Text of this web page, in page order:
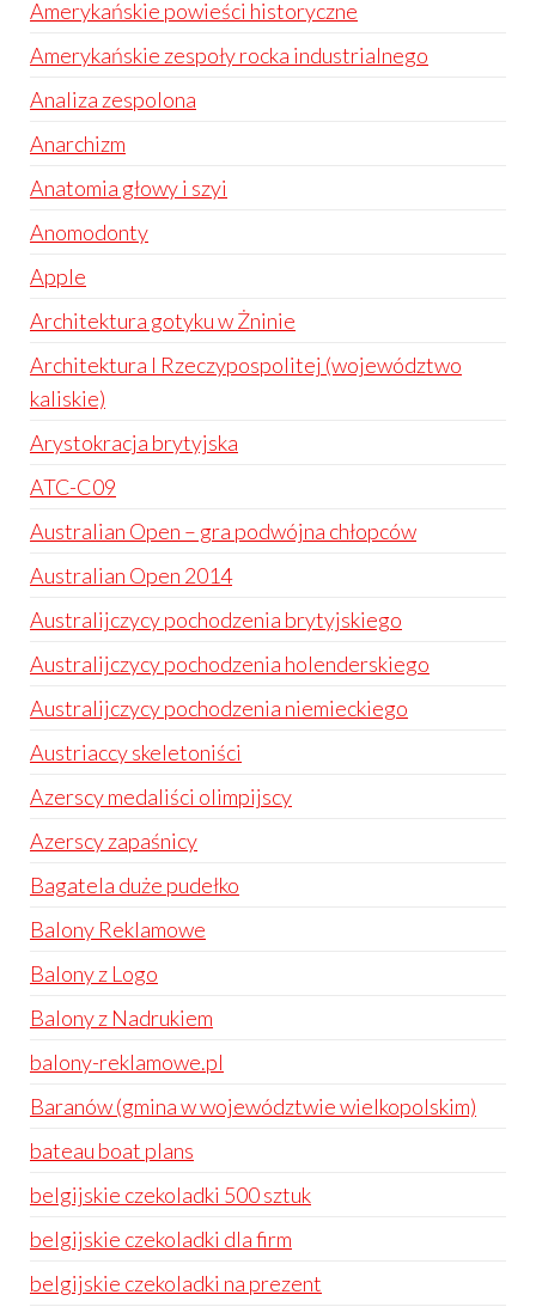
Amerykańskie powieści historyczne
Amerykańskie zespoły rocka industrialnego
Analiza zespolona
Anarchizm
Anatomia głowy i szyi
Anomodonty
Apple
Architektura gotyku w Żninie
Architektura I Rzeczypospolitej (województwo
kaliskie)
Arystokracja brytyjska
ATC-C09
Australian Open – gra podwójna chłopców
Australian Open 2014
Australijczycy pochodzenia brytyjskiego
Australijczycy pochodzenia holenderskiego
Australijczycy pochodzenia niemieckiego
Austriaccy skeletoniści
Azerscy medaliści olimpijscy
Azerscy zapaśnicy
Bagatela duże pudełko
Balony Reklamowe
Balony z Logo
Balony z Nadrukiem
balony-reklamowe.pl
Baranów (gmina w województwie wielkopolskim)
bateau boat plans
belgijskie czekoladki 500 sztuk
belgijskie czekoladki dla firm
belgijskie czekoladki na prezent